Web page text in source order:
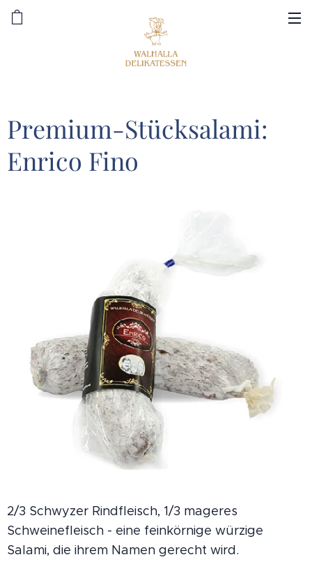
Premium-Stücksalami:
Enrico Fino
2/3 Schwyzer Rindfleisch, 1/3 mageres
Schweinefleisch - eine feinkörnige würzige
Salami, die ihrem Namen gerecht wird.